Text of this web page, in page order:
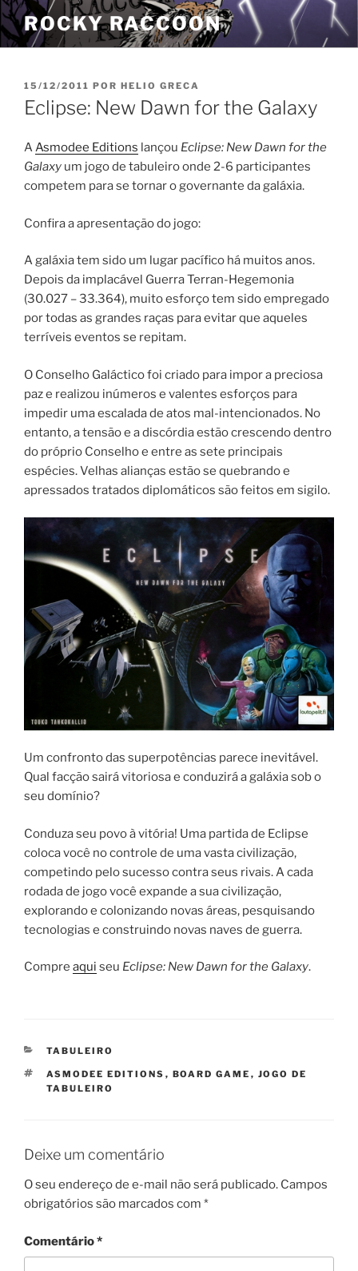
Pular
para
o
ROCKY RACCOON
PUBLICADO
EM
15/12/2011 POR HELIO GRECA
Eclipse: New Dawn for the Galaxy
AAsmodee Editions lançou Eclipse: New Dawn for the
Galaxy um jogo de tabuleiro onde 2-6 participantes
competem para se tornar o governante da galáxia.
Confira a apresentação do jogo:
A galáxia tem sido um lugar pacífico há muitos anos.
Depois da implacável Guerra Terran-Hegemonia
(30.027 – 33.364), muito esforço tem sido empregado
por todas as grandes raças para evitar que aqueles
terríveis eventos se repitam.
O Conselho Galáctico foi criado para impor a preciosa
paz e realizou inúmeros e valentes esforços para
impedir uma escalada de atos mal-intencionados. No
entanto, a tensão e a discórdia estão crescendo dentro
do próprio Conselho e entre as sete principais
espécies. Velhas alianças estão se quebrando e
apressados tratados diplomáticos são feitos em sigilo.
Um confronto das superpotências parece inevitável.
Qual facção sairá vitoriosa e conduzirá a galáxia sob o
seu domínio?
Conduza seu povo à vitória! Uma partida de Eclipse
coloca você no controle de uma vasta civilização,
competindo pelo sucesso contra seus rivais. A cada
rodada de jogo você expande a sua civilização,
explorando e colonizando novas áreas, pesquisando
tecnologias e construindo novas naves de guerra.
Compre aqui seu Eclipse: New Dawn for the Galaxy.
CATEGORIAS
TABULEIRO
TAGS
ASMODEE EDITIONS , BOARD GAME , JOGO DE
TABULEIRO
Deixe um comentário
O seu endereço de e-mail não será publicado. Campos
obrigatórios são marcados com *
Comentário*